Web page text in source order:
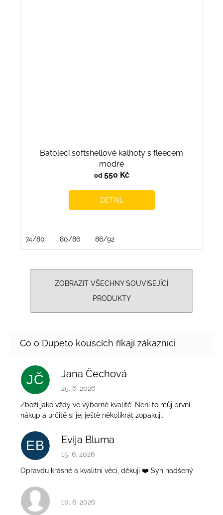
Batolecí softshellové kalhoty s fleecem
modré
od550 Kč
DETAIL
74/80 80/86 86/92
ZOBRAZIT VŠECHNY SOUVISEJÍCÍ
PRODUKTY
JČ Jana Čechová
Hodnocení obchodu je 5 z 5 hvězdiček.
25. 6. 2026
Zboží jako vždy ve výborné kvalitě. Není to můj první
nákup a určitě si jej ještě několikrát zopakuji.
EB Evija Bluma
Hodnocení obchodu je 5 z 5 hvězdiček.
15. 6. 2026
Opravdu krásné a kvalitní věci, děkuji ❤️ Syn nadšený
Hodnocení obchodu je 4 z 5 hvězdiček.
10. 6. 2026